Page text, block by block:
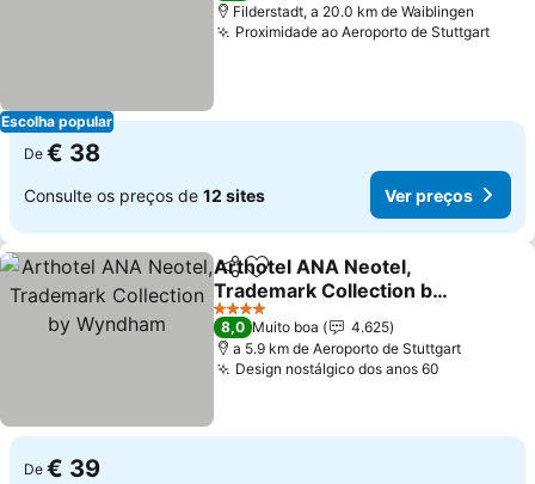
Escolha popular
Filderstadt, a 20.0 km de Waiblingen
Proximidade ao Aeroporto de Stuttgart
De € 38
Consulte os preços de 12 sites Ver preços
PartilharAdicionar aos favoritos
Arthotel ANA Neotel,
Trademark Collection by
Wyndham
4 Estrelas
8,0 Muito boa
4.625
a 5.9 km de Aeroporto de Stuttgart
Design nostálgico dos anos 60
De € 39